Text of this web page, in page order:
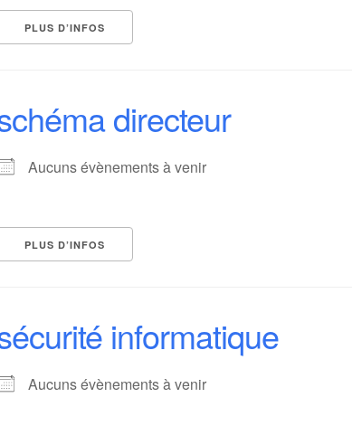
PLUS D’INFOS
directeur
Aucuns évènements à venir
PLUS D’INFOS
informatique
Aucuns évènements à venir